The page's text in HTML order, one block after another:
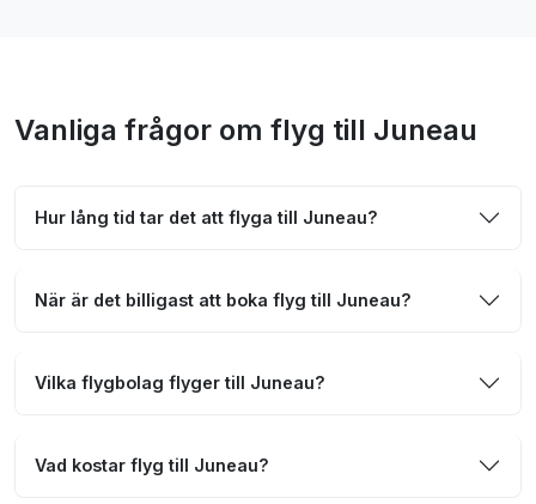
Vanliga frågor om flyg till Juneau
Hur lång tid tar det att flyga till Juneau?
När är det billigast att boka flyg till Juneau?
Vilka flygbolag flyger till Juneau?
Vad kostar flyg till Juneau?